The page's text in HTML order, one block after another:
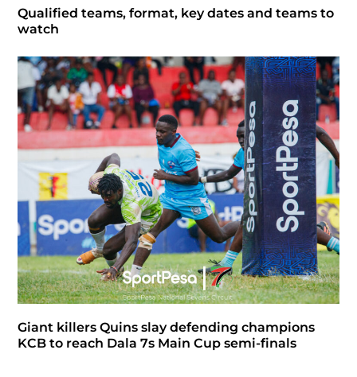
Qualified teams, format, key dates and teams to
watch
Giant killers Quins slay defending champions
KCB to reach Dala 7s Main Cup semi-finals